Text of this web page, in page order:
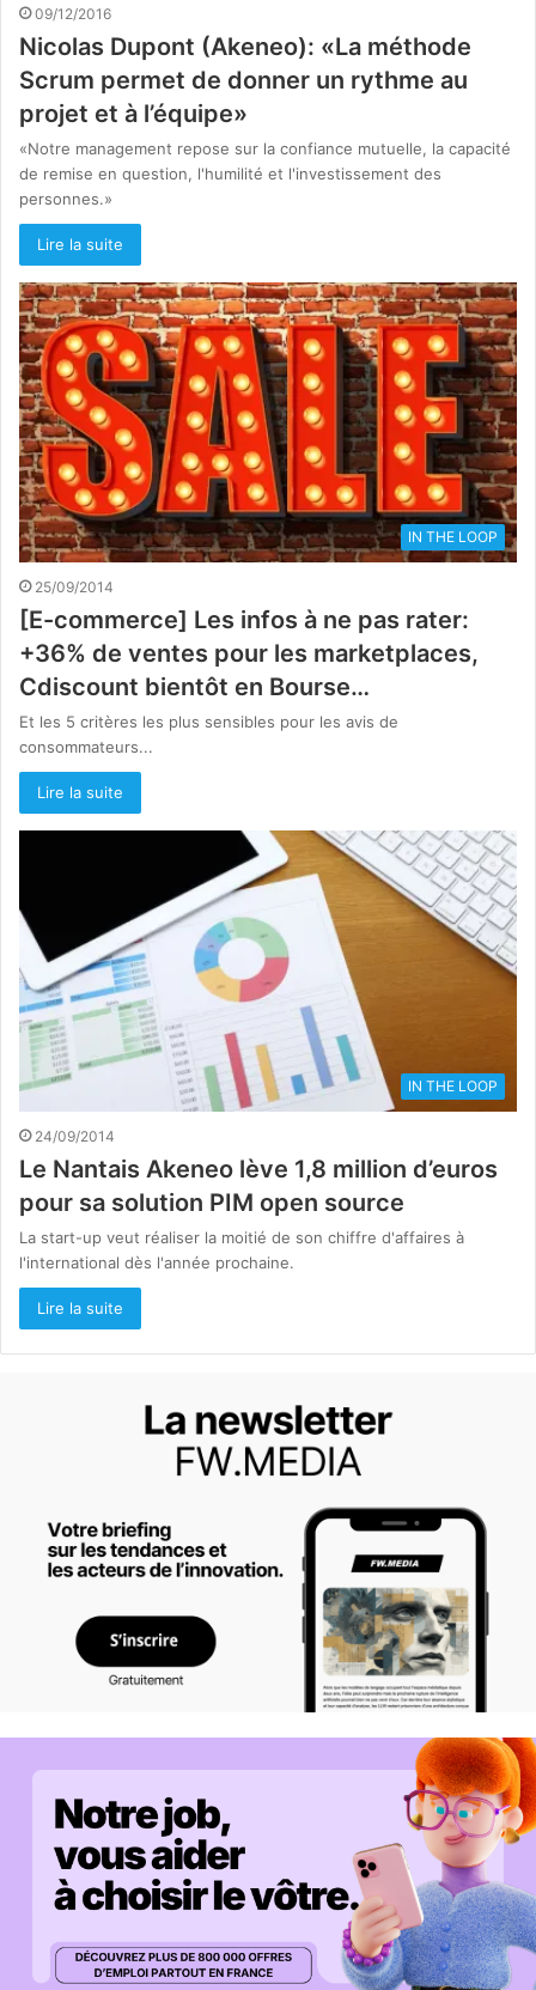
09/12/2016
Nicolas Dupont (Akeneo): «La méthode
Scrum permet de donner un rythme au
projet et à l’équipe»
«Notre management repose sur la confiance mutuelle, la capacité
de remise en question, l'humilité et l'investissement des
personnes.»
Lire la suite
IN THE LOOP
25/09/2014
[E-commerce] Les infos à ne pas rater:
+36% de ventes pour les marketplaces,
Cdiscount bientôt en Bourse…
Et les 5 critères les plus sensibles pour les avis de
consommateurs...
Lire la suite
IN THE LOOP
24/09/2014
Le Nantais Akeneo lève 1,8 million d’euros
pour sa solution PIM open source
La start-up veut réaliser la moitié de son chiffre d'affaires à
l'international dès l'année prochaine.
Lire la suite